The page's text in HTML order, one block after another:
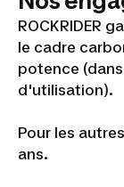
ROCKRIDER
le cadre
potence
d'utilisation).
Pour les
ans.